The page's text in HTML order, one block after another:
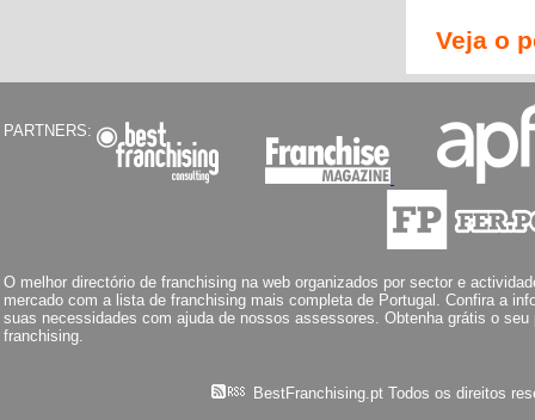
Veja o
PARTNERS:
O melhor directório de franchising na web organizados por sector e
mercado com a lista de franchising mais completa de Portugal. Confira a
suas necessidades com ajuda de nossos assessores. Obtenha grátis o
franchising.
BestFranchising.pt Todos os direitos